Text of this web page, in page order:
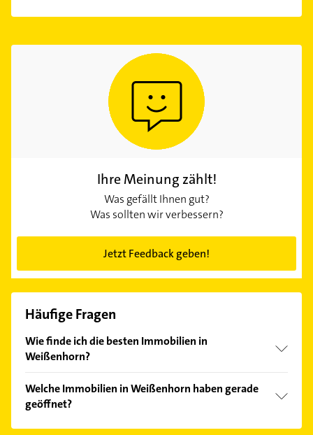
Ihre Meinung zählt!
Was gefällt Ihnen gut?
Was sollten wir verbessern?
Jetzt Feedback geben!
Häufige Fragen
Wie finde ich die besten Immobilien in
Weißenhorn?
Kundenmeinungen und profitieren Sie von den
Empfehlungen. Die Suchergebnisse können Sie sich
einfach nachBewertungensortiert anzeigen lassen.
Welche Immobilien in Weißenhorn haben gerade
geöffnet?
Im Anbieter-Bereich finden Sie alleÖffnungszeiten.